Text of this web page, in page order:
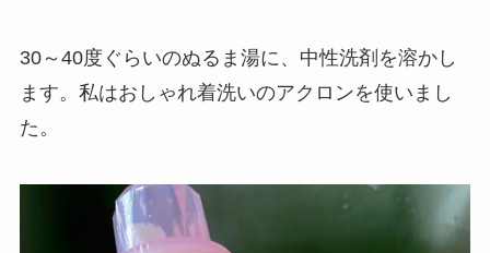
30～40度ぐらいのぬるま湯に、中性洗剤を溶かし
ます。私はおしゃれ着洗いのアクロンを使いまし
た。